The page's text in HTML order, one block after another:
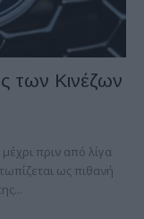
των Κινέζων
πριν από λίγα
ως πιθανή